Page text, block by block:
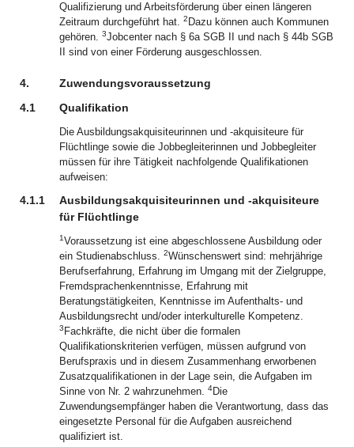
Qualifizierung und Arbeitsförderung über einen längeren
Zeitraum durchgeführt hat. 2 Dazu können auch Kommunen
gehören. 3Jobcenter nach § 6a SGB II und nach § 44b SGB
II sind von einer Förderung ausgeschlossen.
4.
Zuwendungsvoraussetzung
4.1
Qualifikation
Die Ausbildungsakquisiteurinnen und -akquisiteure für
Flüchtlinge sowie die Jobbegleiterinnen und Jobbegleiter
müssen für ihre Tätigkeit nachfolgende Qualifikationen
aufweisen:
4.1.1
Ausbildungsakquisiteurinnen und -akquisiteure
für Flüchtlinge
1Voraussetzung ist eine abgeschlossene Ausbildung oder
ein Studienabschluss. 2Wünschenswert sind: mehrjährige
Berufserfahrung, Erfahrung im Umgang mit der Zielgruppe,
Fremdsprachenkenntnisse, Erfahrung mit
Beratungstätigkeiten, Kenntnisse im Aufenthalts- und
Ausbildungsrecht und/oder interkulturelle Kompetenz.
3 Fachkräfte, die nicht über die formalen
Qualifikationskriterien verfügen, müssen aufgrund von
Berufspraxis und in diesem Zusammenhang erworbenen
Zusatzqualifikationen in der Lage sein, die Aufgaben im
Sinne von Nr. 2 wahrzunehmen. 4Die
Zuwendungsempfänger haben die Verantwortung, dass das
eingesetzte Personal für die Aufgaben ausreichend
qualifiziert ist.